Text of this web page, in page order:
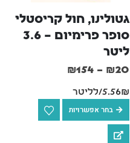
גטולינו, חול קריסטלי
ליטר
₪20
–
₪154
5.56₪/לליטר
בחר אפשרויות